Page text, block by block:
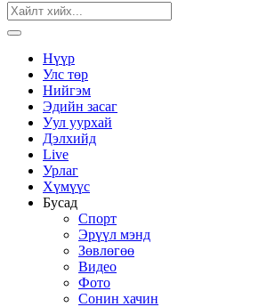
Нүүр
Улс төр
Нийгэм
Эдийн засаг
Уул уурхай
Дэлхийд
Live
Урлаг
Хүмүүс
Бусад
Спорт
Эрүүл мэнд
Зөвлөгөө
Видео
Фото
Сонин хачин